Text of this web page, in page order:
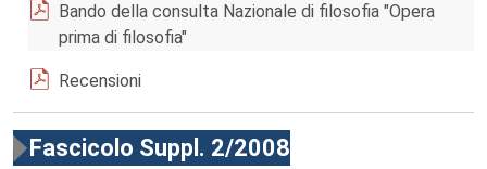
Bando della consulta Nazionale di filosofia "Opera
prima di filosofia"
Recensioni
Fascicolo Suppl. 2/2008